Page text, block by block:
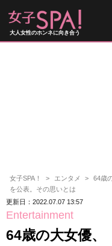
大人女性のホンネに向き合う
女子SPA！ エンタメ
64歳
を公表。その思いとは
更新日：2022.07.07 13:57
Entertainment
64歳の大女優、